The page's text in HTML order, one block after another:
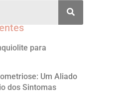
para
Um Aliado
dos Sintomas